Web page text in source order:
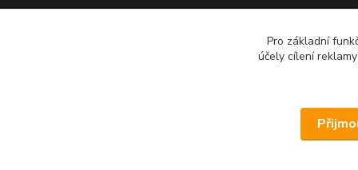
Pro základní
účely cílení